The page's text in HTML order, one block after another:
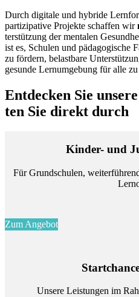
Durch di­gi­ta­le und hy­bri­de
par­ti­zi­pa­ti­ve Pro­jek­te schaf­fen wir
ter­stüt­zung der men­ta­len
ist es, Schu­len und päd­ago­gi­sche
zu för­dern, be­last­ba­re
ge­sun­de Lern­um­ge­bung für alle
Ent­de­cken Sie
ten Sie di­rekt durch
Kin­der- und
Für Grund­schu­len,
Zum Angebot
Un­se­re Leis­tun­gen im